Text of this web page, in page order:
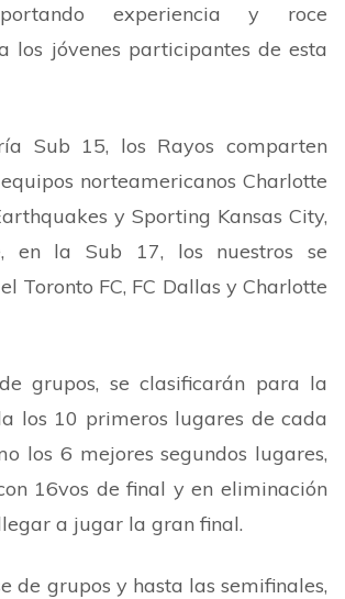
experiencia y roce
los jóvenes participantes de esta
Sub 15, los Rayos comparten
norteamericanos Charlotte
y Sporting Kansas City,
en la Sub 17, los nuestros se
Toronto FC, FC Dallas y Charlotte
grupos, se clasificarán para la
los 10 primeros lugares de cada
los 6 mejores segundos lugares,
16vos de final y en eliminación
a jugar la gran final.
de grupos y hasta las semifinales,